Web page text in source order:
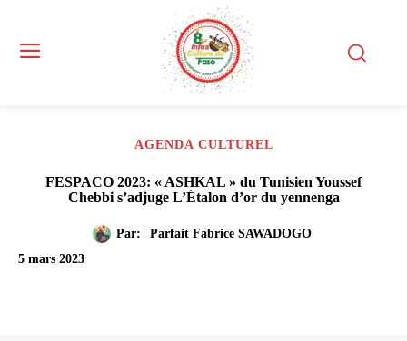
AGENDA CULTUREL
FESPACO 2023: « ASHKAL » du Tunisien Youssef
Chebbi s’adjuge L’Étalon d’or du yennenga
Par:
Parfait Fabrice SAWADOGO
5 mars 2023